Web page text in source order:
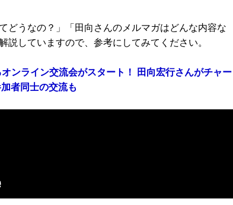
どうなの？」「田向さんのメルマガはどんな内容な
説していますので、参考にしてみてください。
ンライン交流会がスタート！ 田向宏行さんがチャー
者同士の交流も